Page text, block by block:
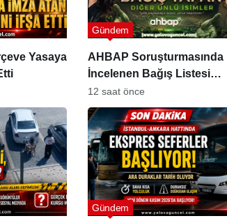
Yasaya
AHBAP Soruşturmasında
İncelenen Bağış Listesi
Gündemde
Gündem
12 saat önce
Gündem
Yönetim ve Mali Süreçte